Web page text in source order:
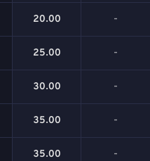
20.00 -
25.00 -
30.00 -
35.00 -
35.00 -